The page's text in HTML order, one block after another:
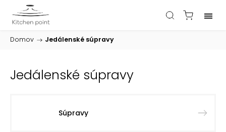
Domov / Jedálenské súpravy
Jedálenské súpravy
Súpravy